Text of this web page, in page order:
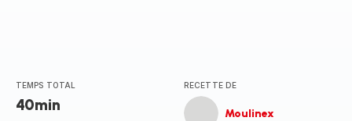
TEMPS TOTAL
40min
RECETTE DE
Moulinex